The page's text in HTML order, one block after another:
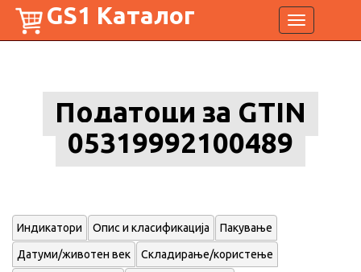
Toggle
navigation
GS1 Каталог
Податоци за GTIN
05319992100489
Индикатори Опис и класификација Пакување
Датуми/животен век Складирање/користење